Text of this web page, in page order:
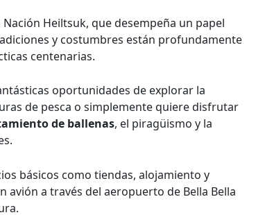
Heiltsuk, que desempeña un papel
y costumbres están profundamente
centenarias.
oportunidades de explorar la
de pesca o simplemente quiere disfrutar
de ballenas, el piragüismo y la
básicos como tiendas, alojamiento y
avión a través del aeropuerto de Bella Bella